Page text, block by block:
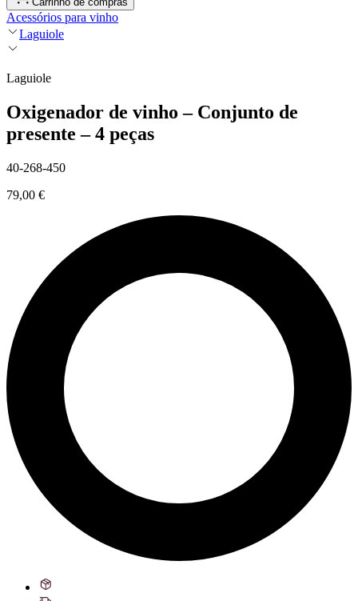
Acessórios para vinho
Laguiole
Laguiole
Oxigenador de vinho – Conjunto de
presente – 4 peças
40-268-450
79,00 €